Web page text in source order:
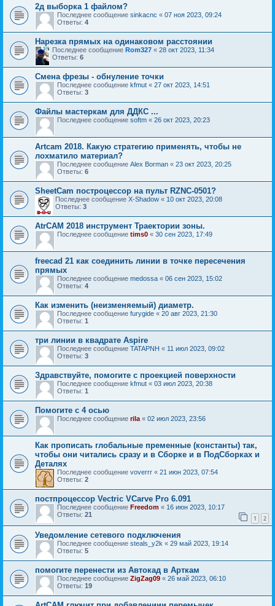
2д выборка 1 файлом?
Последнее сообщение sinkacnc « 07 ноя 2023, 09:24
Ответы: 4
Нарезка прямых на одинаковом расстоянии
Последнее сообщение Rom327 « 28 окт 2023, 11:34
Ответы: 6
Смена фрезы - обнуление точки
Последнее сообщение kfmut « 27 окт 2023, 14:51
Ответы: 3
Файлы мастеркам для ДДКС ...
Последнее сообщение softm « 26 окт 2023, 20:23
Artcam 2018. Какую стратегию применять, чтобы не
лохматило материал?
Последнее сообщение Alex Borman « 23 окт 2023, 20:25
Ответы: 6
SheetCam построцессор на пульт RZNC-0501?
Последнее сообщение X-Shadow « 10 окт 2023, 20:08
Ответы: 3
AtrCAM 2018 инструмент Траектории зоны.
Последнее сообщение tims0 « 30 сен 2023, 17:49
freecad 21 как соединить линии в точке пересечения
прямых
Последнее сообщение medossa « 06 сен 2023, 15:02
Ответы: 4
Как изменить (неизменяемый) диаметр.
Последнее сообщение furygide « 20 авг 2023, 21:30
Ответы: 1
три линии в квадрате Aspire
Последнее сообщение TATAPNH « 11 июл 2023, 09:02
Ответы: 3
Здравствуйте, помогите с проекцией поверхности
Последнее сообщение kfmut « 03 июл 2023, 20:38
Ответы: 1
Помогите с 4 осью
Последнее сообщение rila « 02 июл 2023, 23:56
Как прописать глобальные пременные (константы) так,
чтобы они читались сразу и в Сборке и в ПодСборках и
Деталях
Последнее сообщение voverrr « 21 июн 2023, 07:54
Ответы: 2
постпроцессор Vectric VCarve Pro 6.091
Последнее сообщение Freedom « 16 июн 2023, 10:17
Ответы: 21 1 2
Уведомление сетевого подключения
Последнее сообщение steals_y2k « 29 май 2023, 19:14
Ответы: 5
помогите перенести из Автокад в Арткам
Последнее сообщение ZigZag09 « 26 май 2023, 06:10
Ответы: 19